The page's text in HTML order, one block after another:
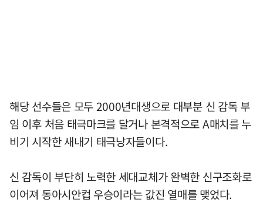
해당 선수들은 모두 2000년대생으로 대부분 신 감독 부
임 이후 처음 태극마크를 달거나 본격적으로 A매치를 누
비기 시작한 새내기 태극낭자들이다.
신 감독이 부단히 노력한 세대교체가 완벽한 신구조화로
이어져 동아시안컵 우승이라는 값진 열매를 맺었다.